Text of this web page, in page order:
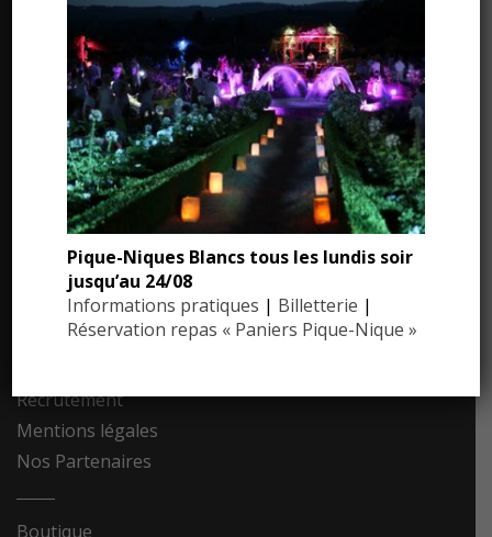
Dordogne – Périgord
Téléphone : 05.53.28.99.71
Email : contact@eyrignac.com
ESPACE PRESSE
Dossier de presse
Communiqués de presse
Photothèque
Recrutement
Mentions légales
Nos Partenaires
Boutique
Pique-Niques Blancs tous les lundis soir
jusqu’au 24/08
Informations pratiques | Billetterie |
Réservation repas « Paniers Pique-Nique »